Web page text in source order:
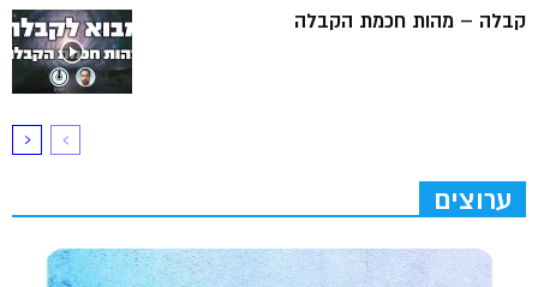
קבלה – מהות חכמת הקבלה
ערוצים